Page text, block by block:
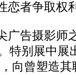
恋者争取权
告摄影师
特别展中展
向曾塑造